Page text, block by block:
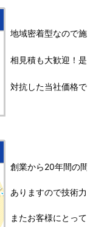
地域密着型なので
相見積も大歓迎！
対抗した当社価格
創業から20年間の
ありますので技術
またお客様にとっ